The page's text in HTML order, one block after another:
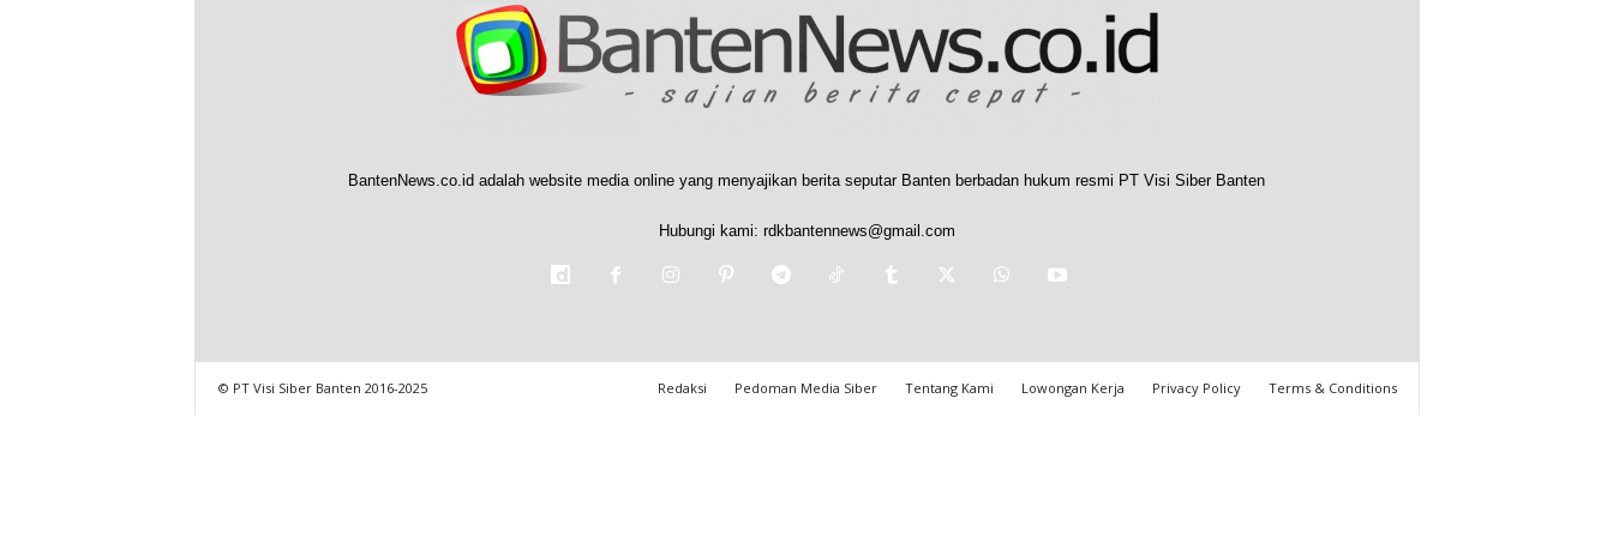
BantenNews.co.id adalah website media online yang menyajikan berita seputar Banten berbadan hukum resmi PT Visi Siber Banten
Hubungi kami: rdkbantennews@gmail.com
Redaksi Pedoman Media Siber Tentang Kami Lowongan Kerja Privacy Policy Terms & Conditions
© PT Visi Siber Banten 2016-2025